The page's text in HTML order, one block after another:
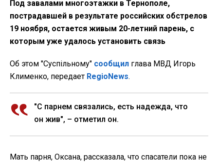
Под завалами многоэтажки в Тернополе,
пострадавшей в результате российских обстрелов
19 ноября, остается живым 20-летний парень, с
которым уже удалось установить связь
Об этом "Суспільному" сообщил глава МВД Игорь
Клименко, передает RegioNews.
"С парнем связались, есть надежда, что
он жив", – отметил он.
Мать парня, Оксана, рассказала, что спасатели пока не